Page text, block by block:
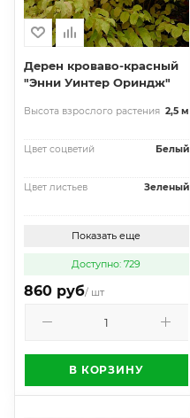
Дерен кроваво-красный
"Энни Уинтер Ориндж"
Высота взрослого растения 2,5 м
Цвет соцветий Белый
Цвет листьев Зеленый
Показать еще
Доступно: 729
860 руб/ шт
В КОРЗИНУ